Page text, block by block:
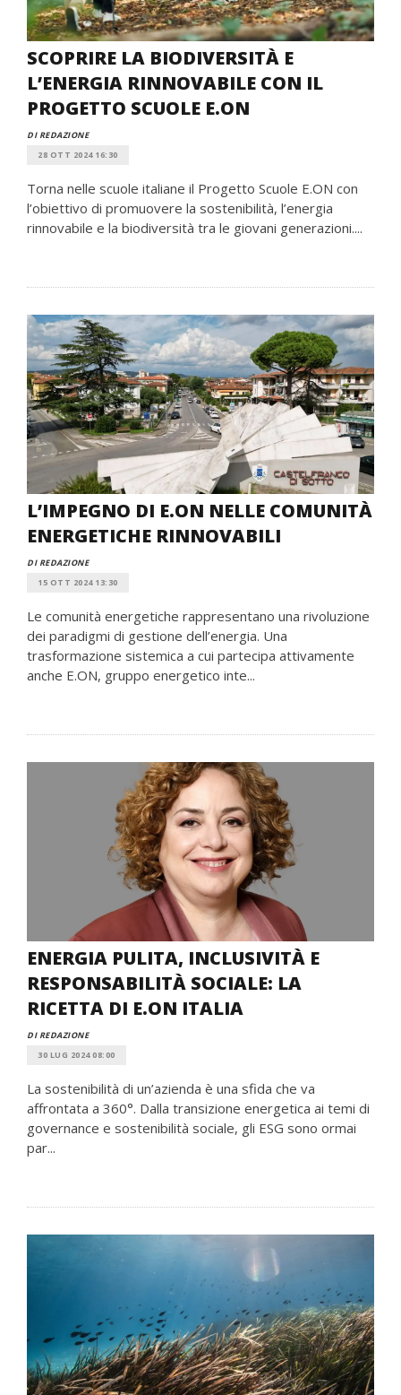
SCOPRIRE LA BIODIVERSITÀ E
L’ENERGIA RINNOVABILE CON IL
PROGETTO SCUOLE E.ON
DI REDAZIONE
28 OTT 2024 16:30
Torna nelle scuole italiane il Progetto Scuole E.ON con
l’obiettivo di promuovere la sostenibilità, l’energia
rinnovabile e la biodiversità tra le giovani generazioni....
L’IMPEGNO DI E.ON NELLE COMUNITÀ
ENERGETICHE RINNOVABILI
DI REDAZIONE
15 OTT 2024 13:30
Le comunità energetiche rappresentano una rivoluzione
dei paradigmi di gestione dell’energia. Una
trasformazione sistemica a cui partecipa attivamente
anche E.ON, gruppo energetico inte...
ENERGIA PULITA, INCLUSIVITÀ E
RESPONSABILITÀ SOCIALE: LA
RICETTA DI E.ON ITALIA
DI REDAZIONE
30 LUG 2024 08:00
La sostenibilità di un’azienda è una sfida che va
affrontata a 360°. Dalla transizione energetica ai temi di
governance e sostenibilità sociale, gli ESG sono ormai
par...